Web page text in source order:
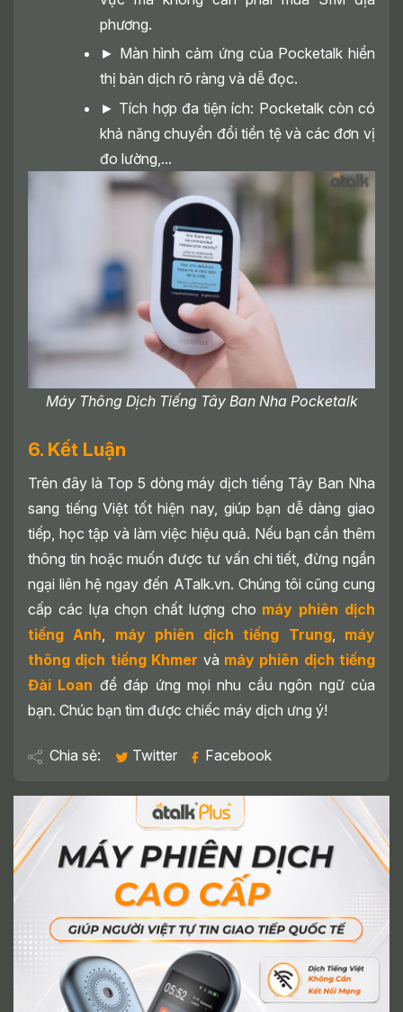
phương.
► Màn hình cảm ứng của Pocketalk hiển
thị bản dịch rõ ràng và dễ đọc.
► Tích hợp đa tiện ích: Pocketalk còn có
khả năng chuyển đổi tiền tệ và các đơn vị
đo lường,...
Máy Thông Dịch Tiếng Tây Ban Nha Pocketalk
6. Kết Luận
Trên đây là Top 5 dòng máy dịch tiếng Tây Ban Nha
sang tiếng Việt tốt hiện nay, giúp bạn dễ dàng giao
tiếp, học tập và làm việc hiệu quả. Nếu bạn cần thêm
thông tin hoặc muốn được tư vấn chi tiết, đừng ngần
ngại liên hệ ngay đến ATalk.vn. Chúng tôi cũng cung
cấp các lựa chọn chất lượng cho máy phiên dịch
tiếng Anh, máy phiên dịch tiếng Trung, máy
thông dịch tiếng Khmer và máy phiên dịch tiếng
Đài Loan để đáp ứng mọi nhu cầu ngôn ngữ của
bạn. Chúc bạn tìm được chiếc máy dịch ưng ý!
Chia sẻ: Twitter Facebook